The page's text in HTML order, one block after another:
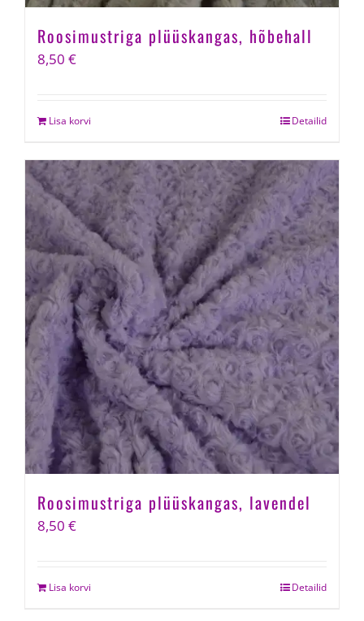
Roosimustriga plüüskangas, hõbehall
8,50 €
Lisa korvi Detailid
Roosimustriga plüüskangas, lavendel
8,50 €
Lisa korvi Detailid